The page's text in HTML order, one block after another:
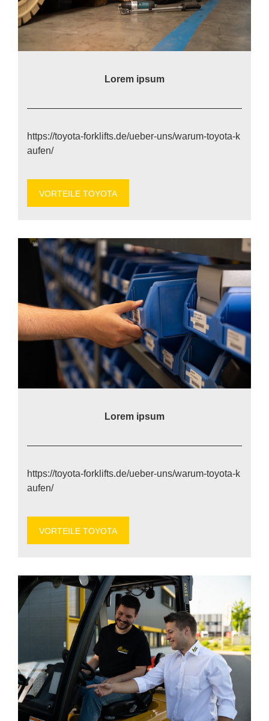
Lo­rem ip­sum
https://​to​yo​ta​-for​k​lifts​.de/​u​e​b​e​r​-​u​n​s​/​w​a​r​u​m​-​t​o​y​o​t​a​-​k​
a​u​f​en/
VOR­TEI­LE TO­YO­TA
Lo­rem ip­sum
https://​to​yo​ta​-for​k​lifts​.de/​u​e​b​e​r​-​u​n​s​/​w​a​r​u​m​-​t​o​y​o​t​a​-​k​
a​u​f​en/
VOR­TEI­LE TO­YO­TA